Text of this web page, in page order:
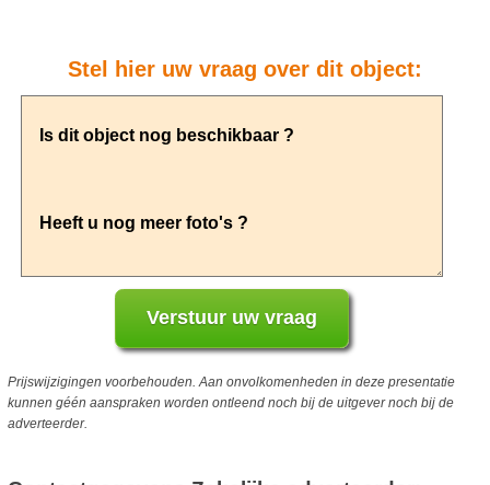
Stel hier uw vraag over dit object:
Prijswijzigingen voorbehouden. Aan onvolkomenheden in deze presentatie
kunnen géén aanspraken worden ontleend noch bij de uitgever noch bij de
adverteerder.